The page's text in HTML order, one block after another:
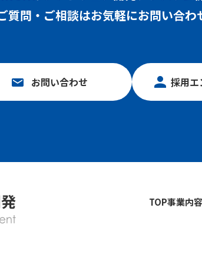
質問・ご相談はお気軽にお問い合わ
お問い合わせ 採用エ
TOP事業内容